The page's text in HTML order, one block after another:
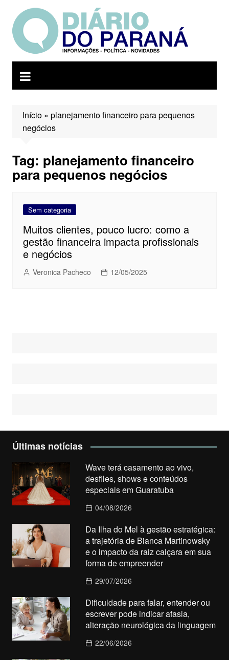
para
conteúdo
Início» planejamento financeiro para pequenos
negócios
Tag: planejamento financeiro
para pequenos negócios
Sem categoria
Muitos clientes, pouco lucro: como a
gestão financeira impacta profissionais
e negócios
Veronica Pacheco 12/05/2025
Últimas notícias
Wave terá casamento ao vivo,
desfiles, shows e conteúdos
especiais em Guaratuba
04/08/2026
Da Ilha do Mel à gestão estratégica:
a trajetória de Bianca Martinowsky
e o impacto da raiz caiçara em sua
forma de empreender
29/07/2026
Dificuldade para falar, entender ou
escrever pode indicar afasia,
alteração neurológica da linguagem
22/06/2026